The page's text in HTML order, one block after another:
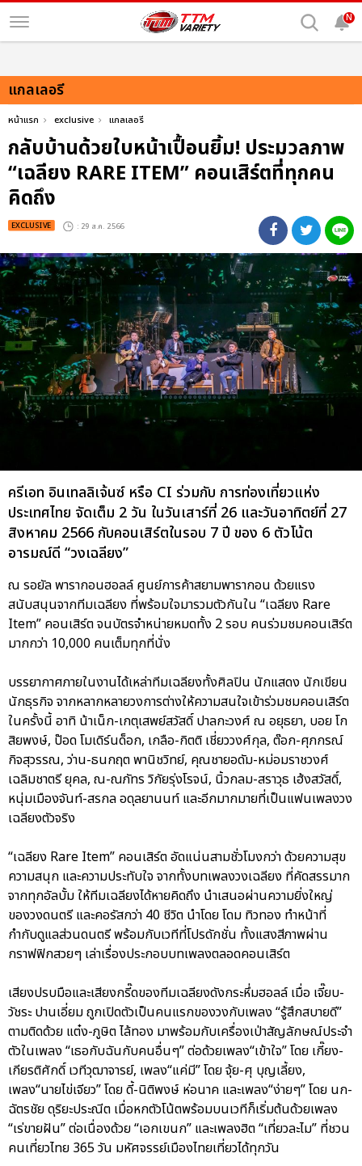
N
แกลเลอรี
หน้าแรก exclusive แกลเลอรี
กลับบ้านด้วยใบหน้าเปื้อนยิ้ม! ประมวลภาพ
“เฉลียง RARE ITEM” คอนเสิร์ตที่ทุกคน
คิดถึง
EXCLUSIVE : 29 ส.ค. 2566
ครีเอท อินเทลลิเจ้นซ์ หรือ CI ร่วมกับ การท่องเที่ยวแห่ง
ประเทศไทย จัดเต็ม 2 วัน ในวันเสาร์ที่ 26 และวันอาทิตย์ที่ 27
สิงหาคม 2566 กับคอนเสิร์ตในรอบ 7 ปี ของ 6 ตัวโน้ต
อารมณ์ดี “วงเฉลียง”
ณ รอยัล พารากอนฮอลล์ ศูนย์การค้าสยามพารากอน ด้วยแรง
สนับสนุนจากทีมเฉลียง ที่พร้อมใจมารวมตัวกันใน “เฉลียง Rare
Item” คอนเสิร์ต จนบัตรจำหน่ายหมดทั้ง 2 รอบ คนร่วมชมคอนเสิร์ต
มากกว่า 10,000 คนเต็มทุกที่นั่ง
บรรยากาศภายในงานได้เหล่าทีมเฉลียงทั้งศิลปิน นักแสดง นักเขียน
นักธุรกิจ จากหลากหลายวงการต่างให้ความสนใจเข้าร่วมชมคอนเสิร์ต
ในครั้งนี้ อาทิ น้าเน็ก-เกตุเสพย์สวัสดิ์ ปาลกะวงศ์ ณ อยุธยา, บอย โก
สิยพงษ์, ป๊อด โมเดิร์นด็อก, เกลือ-กิตติ เชี่ยววงศ์กุล, ต๊อก-ศุภกรณ์
กิจสุวรรณ, ว่าน-ธนกฤต พานิชวิทย์, คุณชายอดัม-หม่อมราชวงศ์
เฉลิมชาตรี ยุคล, ณ-ณภัทร วิกัยรุ่งโรจน์, นิ้วกลม-สราวุธ เฮ้งสวัสดิ์,
หนุ่มเมืองจันท์-สรกล อดุลยานนท์ และอีกมากมายที่เป็นแฟนเพลงวง
เฉลียงตัวจริง
“เฉลียง Rare Item” คอนเสิร์ต อัดแน่นสามชั่วโมงกว่า ด้วยความสุข
ความสนุก และความประทับใจ จากทั้งบทเพลงวงเฉลียง ที่คัดสรรมาก
จากทุกอัลบั้ม ให้ทีมเฉลียงได้หายคิดถึง นำเสนอผ่านความยิ่งใหญ่
ของวงดนตรี และคอรัสกว่า 40 ชีวิต นำโดย โดม ทิวทอง ทำหน้าที่
กำกับดูแลส่วนดนตรี พร้อมกับเวทีที่โปรดักชั่น ทั้งแสงสีภาพผ่าน
กราฟฟิกสวยๆ เล่าเรื่องประกอบบทเพลงตลอดคอนเสิร์ต
เสียงปรบมือและเสียงกรี๊ดของทีมเฉลียงดังกระหึ่มฮอลล์ เมื่อ เจี๊ยบ-
วัชระ ปานเอี่ยม ถูกเปิดตัวเป็นคนแรกของวงกับเพลง “รู้สึกสบายดี”
ตามติดด้วย แต๋ง-ภูษิต ไล้ทอง มาพร้อมกับเครื่องเป่าสัญลักษณ์ประจำ
ตัวในเพลง “เธอกับฉันกับคนอื่นๆ” ต่อด้วยเพลง“เข้าใจ” โดย เกี๊ยง-
เกียรติศักดิ์ เวทีวุฒาจารย์, เพลง“แค่มี” โดย จุ้ย-ศุ บุญเลี้ยง,
เพลง“นายไข่เจียว” โดย ดี้-นิติพงษ์ ห่อนาค และเพลง“ง่ายๆ” โดย นก-
ฉัตรชัย ดุริยะประณีต เมื่อหกตัวโน้ตพร้อมบนเวทีก็เริ่มต้นด้วยเพลง
“เร่ขายฝัน” ต่อเนื่องด้วย “เอกเขนก” และเพลงฮิต “เที่ยวละไม” ที่ชวน
คนเที่ยวไทย 365 วัน มหัศจรรย์เมืองไทยเที่ยวได้ทุกวัน